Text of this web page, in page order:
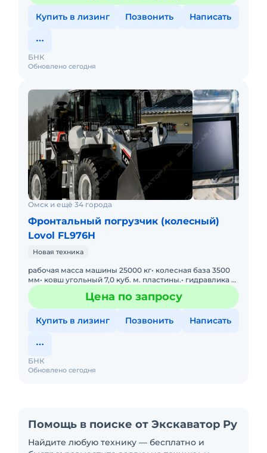
Купить в лизинг Позвонить Написать
Обновлено сегодня
БНК
Омск и ещё 34 города
Фронтальный погрузчик (колесный)
Lovol FL976H
Новая техника
рабочая масса машины 25000 кг• колесная база 3500
мм• ковш угольный 7,0 куб. м. пластины.• гидравлика –
тандемный шестеренчатый и аксиально
Цена по запросу
Купить в лизинг Позвонить Написать
Обновлено сегодня
БНК
Помощь в поиске от Экскаватор Ру
Найдите любую технику — бесплатно и